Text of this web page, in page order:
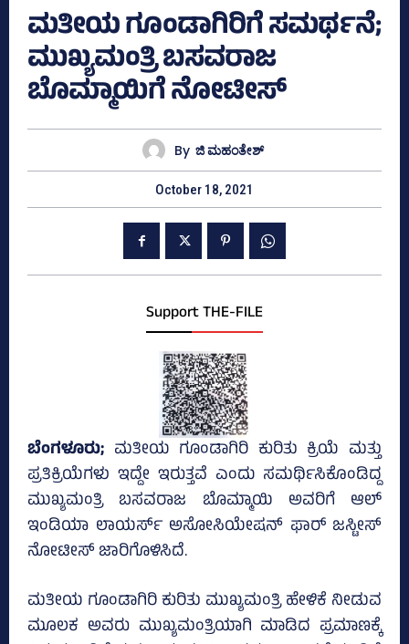
ಮತೀಯ ಗೂಂಡಾಗಿರಿಗೆ ಸಮರ್ಥನೆ;
ಮುಖ್ಯಮಂತ್ರಿ ಬಸವರಾಜ
ಬೊಮ್ಮಾಯಿಗೆ ನೋಟೀಸ್‌
By ಜಿ ಮಹಂತೇಶ್
October 18, 2021
Support THE-FILE
ಬೆಂಗಳೂರು; ಮತೀಯ ಗೂಂಡಾಗಿರಿ ಕುರಿತು ಕ್ರಿಯೆ ಮತ್ತು
ಪ್ರತಿಕ್ರಿಯೆಗಳು ಇದ್ದೇ ಇರುತ್ತವೆ ಎಂದು ಸಮರ್ಥಿಸಿಕೊಂಡಿದ್ದ
ಮುಖ್ಯಮಂತ್ರಿ ಬಸವರಾಜ ಬೊಮ್ಮಾಯಿ ಅವರಿಗೆ ಆಲ್‌
ಇಂಡಿಯಾ ಲಾಯರ್ಸ್‌ ಅಸೋಸಿಯೇಷನ್‌ ಫಾರ್‌ ಜಸ್ಟೀಸ್‌
ನೋಟೀಸ್‌ ಜಾರಿಗೊಳಿಸಿದೆ.
ಮತೀಯ ಗೂಂಡಾಗಿರಿ ಕುರಿತು ಮುಖ್ಯಮಂತ್ರಿ ಹೇಳಿಕೆ ನೀಡುವ
ಮೂಲಕ ಅವರು ಮುಖ್ಯಮಂತ್ರಿಯಾಗಿ ಮಾಡಿದ ಪ್ರಮಾಣಕ್ಕೆ